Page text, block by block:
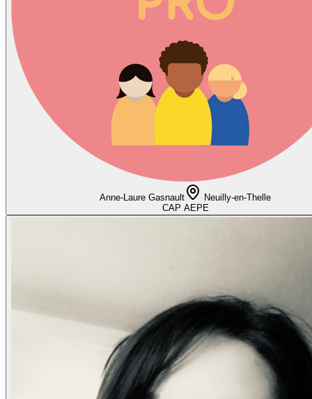
Anne-Laure Gasnault
Neuilly-en-Thelle
CAP AEPE